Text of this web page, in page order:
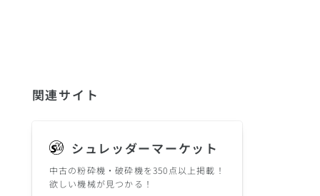
関連サイト
シュレッダーマーケット
中古の粉砕機・破砕機を350点以上掲載！
欲しい機械が見つかる！